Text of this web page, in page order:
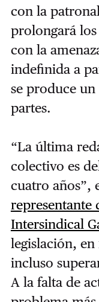
con la
prolongará los
con la
indefinida a
se produce
partes.
“La última
colectivo es
cuatro años”,
representante
Intersindical
legislación, en
incluso
A la falta de